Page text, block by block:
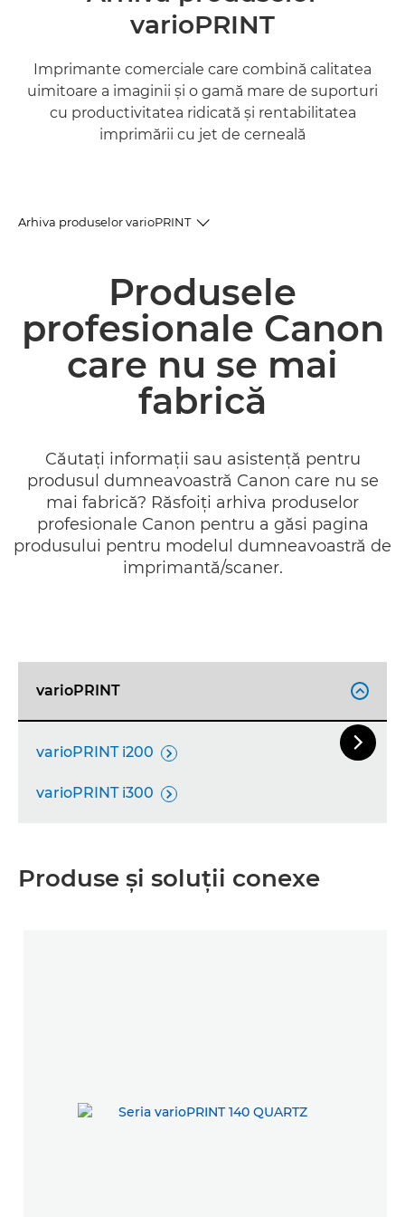
varioPRINT
Imprimante comerciale care combină calitatea
uimitoare a imaginii şi o gamă mare de suporturi
cu productivitatea ridicată şi rentabilitatea
imprimării cu jet de cerneală
Arhiva produselor varioPRINT
Produse şi soluţii conexeProdusele
profesionale Canon
care nu se mai
fabrică
Căutaţi informaţii sau asistenţă pentru
produsul dumneavoastră Canon care nu se
mai fabrică? Răsfoiţi arhiva produselor
profesionale Canon pentru a găsi pagina
produsului pentru modelul dumneavoastră de
imprimantă/scaner.
varioPRINT 
varioPRINT i200 
varioPRINT i300 
Slide-

Produse şi soluţii conexe